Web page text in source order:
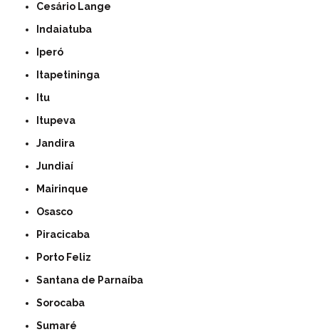
Cesário Lange
Indaiatuba
Iperó
Itapetininga
Itu
Itupeva
Jandira
Jundiaí
Mairinque
Osasco
Piracicaba
Porto Feliz
Santana de Parnaíba
Sorocaba
Sumaré